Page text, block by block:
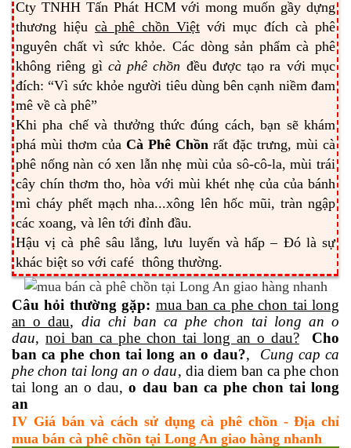
Cty TNHH Tấn Phát HCM với mong muốn gầy dựng
thương hiệu cà phê chồn Việt với mục đích cà phê
nguyên chất vì sức khỏe. Các dòng sản phẩm cà phê
không riêng gì cà phê chồn đều được tạo ra với mục
đích: “Vì sức khỏe người tiêu dùng bên cạnh niềm đam
mê về cà phê”
Khi pha chế và thưởng thức đúng cách, bạn sẽ khám
phá mùi thơm của Cà Phê Chồn rất đặc trưng, mùi cà
phê nống nàn có xen lẫn nhẹ mùi của sô-cô-la, mùi trái
cây chín thơm tho, hòa với mùi khét nhẹ của của bánh
mì cháy phết mạch nha...xông lên hốc mũi, tràn ngập
các xoang, và lên tới đỉnh đầu.
Hậu vị cà phê sâu lắng, lưu luyến và hấp – Đó là sự
khác biệt so với café thông thường.
Câu hỏi thường gặp: mua ban ca phe chon tai long
an o dau, dia chi ban ca phe chon tai long an o
dau, noi ban ca phe chon tai long an o dau?
Cho
ban ca phe chon tai long an o dau?, Cung cap ca
phe chon tai long an o dau, dia diem ban ca phe chon
tai long an o dau,o dau ban ca phe chon tai long
an
IV Giá bán và cách sử dụng cà phê chồn - Địa chỉ
mua bán cà phê chồn tại Long An giao hàng nhanh